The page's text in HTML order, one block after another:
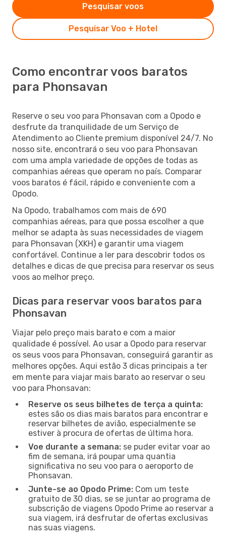
Pesquisar Voo + Hotel
Pesquisar voos
Como encontrar voos baratos
para Phonsavan
Reserve o seu voo para Phonsavan com a Opodo e
desfrute da tranquilidade de um Serviço de
Atendimento ao Cliente premium disponível 24/7. No
nosso site, encontrará o seu voo para Phonsavan
com uma ampla variedade de opções de todas as
companhias aéreas que operam no país. Comparar
voos baratos é fácil, rápido e conveniente com a
Opodo.
Na Opodo, trabalhamos com mais de 690
companhias aéreas, para que possa escolher a que
melhor se adapta às suas necessidades de viagem
para Phonsavan (XKH) e garantir uma viagem
confortável. Continue a ler para descobrir todos os
detalhes e dicas de que precisa para reservar os seus
voos ao melhor preço.
Dicas para reservar voos baratos para
Phonsavan
Viajar pelo preço mais barato e com a maior
qualidade é possível. Ao usar a Opodo para reservar
os seus voos para Phonsavan, conseguirá garantir as
melhores opções. Aqui estão 3 dicas principais a ter
em mente para viajar mais barato ao reservar o seu
voo para Phonsavan:
Reserve os seus bilhetes de terça a quinta:
estes são os dias mais baratos para encontrar e
reservar bilhetes de avião, especialmente se
estiver à procura de ofertas de última hora.
Voe durante a semana: se puder evitar voar ao
fim de semana, irá poupar uma quantia
significativa no seu voo para o aeroporto de
Phonsavan.
Junte-se ao Opodo Prime: Com um teste
gratuito de 30 dias, se se juntar ao programa de
subscrição de viagens Opodo Prime ao reservar a
sua viagem, irá desfrutar de ofertas exclusivas
nas suas viagens.